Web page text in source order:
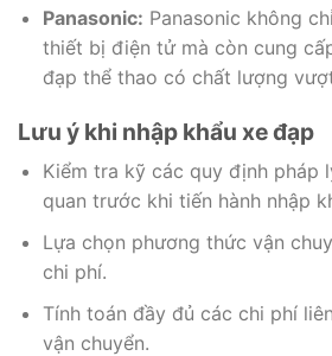
Panasonic: Panasonic không
thiết bị điện tử mà còn cung
đạp thể thao có chất lượng
Lưu ý khi nhập khẩu xe đạp
Kiểm tra kỹ các quy định pháp
quan trước khi tiến hành nhập
Lựa chọn phương thức vận
chi phí.
Tính toán đầy đủ các chi phí
vận chuyển.